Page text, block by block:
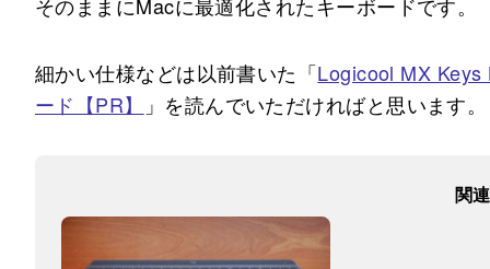
細かい仕様などは以前書いた「Logicool MX Keys
ード【PR】
」を読んでいただければと思います。